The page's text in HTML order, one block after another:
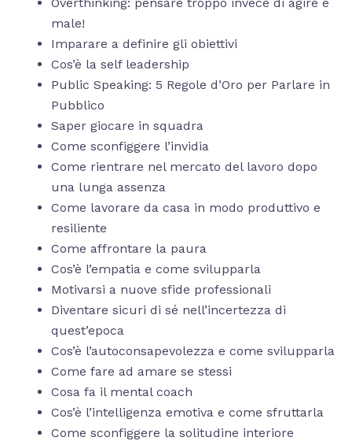
male!
Imparare a definire gli obiettivi
Cos’è la self leadership
Public Speaking: 5 Regole d’Oro per Parlare in
Pubblico
Saper giocare in squadra
Come sconfiggere l’invidia
Come rientrare nel mercato del lavoro dopo
una lunga assenza
Come lavorare da casa in modo produttivo e
resiliente
Come affrontare la paura
Cos’è l’empatia e come svilupparla
Motivarsi a nuove sfide professionali
Diventare sicuri di sé nell’incertezza di
quest’epoca
Cos’è l’autoconsapevolezza e come svilupparla
Come fare ad amare se stessi
Cosa fa il mental coach
Cos’è l’intelligenza emotiva e come sfruttarla
Come sconfiggere la solitudine interiore